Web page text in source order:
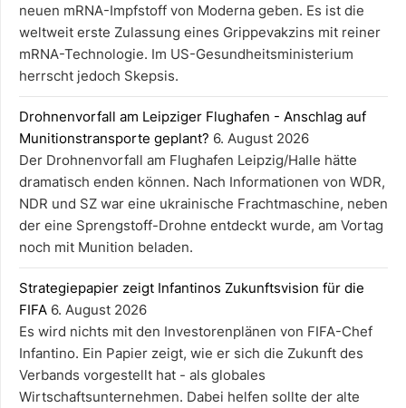
neuen mRNA-Impfstoff von Moderna geben. Es ist die
weltweit erste Zulassung eines Grippevakzins mit reiner
mRNA-Technologie. Im US-Gesundheitsministerium
herrscht jedoch Skepsis.
Drohnenvorfall am Leipziger Flughafen - Anschlag auf
Munitionstransporte geplant? 6. August 2026
Der Drohnenvorfall am Flughafen Leipzig/Halle hätte
dramatisch enden können. Nach Informationen von WDR,
NDR und SZ war eine ukrainische Frachtmaschine, neben
der eine Sprengstoff-Drohne entdeckt wurde, am Vortag
noch mit Munition beladen.
Strategiepapier zeigt Infantinos Zukunftsvision für die
FIFA 6. August 2026
Es wird nichts mit den Investorenplänen von FIFA-Chef
Infantino. Ein Papier zeigt, wie er sich die Zukunft des
Verbands vorgestellt hat - als globales
Wirtschaftsunternehmen. Dabei helfen sollte der alte